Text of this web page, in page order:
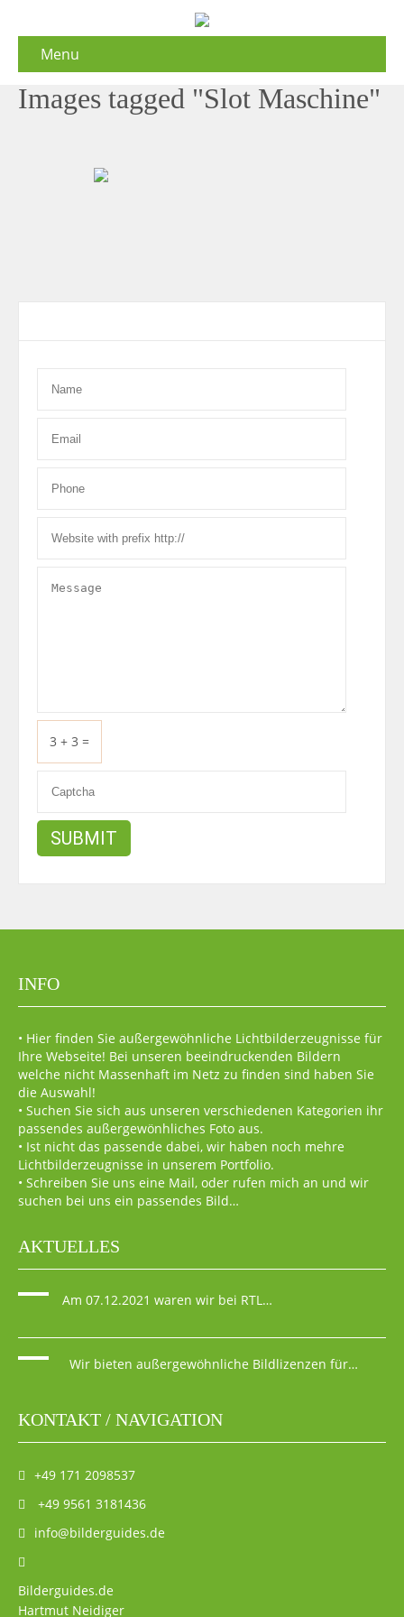
Menu
Images tagged "Slot Maschine"
3 + 3 =
INFO
• Hier finden Sie außergewöhnliche Lichtbilderzeugnisse für
Ihre Webseite! Bei unseren beeindruckenden Bildern
welche nicht Massenhaft im Netz zu finden sind haben Sie
die Auswahl!
• Suchen Sie sich aus unseren verschiedenen Kategorien ihr
passendes außergewönhliches Foto aus.
• Ist nicht das passende dabei, wir haben noch mehre
Lichtbilderzeugnisse in unserem Portfolio.
• Schreiben Sie uns eine Mail, oder rufen mich an und wir
suchen bei uns ein passendes Bild…
AKTUELLES
Am 07.12.2021 waren wir bei RTL…
Wir bieten außergewöhnliche Bildlizenzen für…
KONTAKT / NAVIGATION
+49 171 2098537
+49 9561 3181436
info@bilderguides.de
Bilderguides.de
Hartmut Neidiger